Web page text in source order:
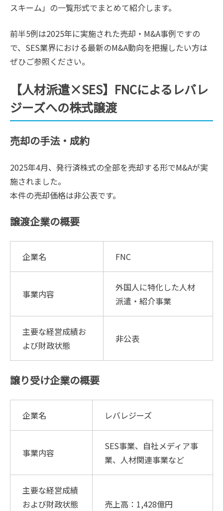
スキーム」の一覧形式でまとめて紹介します。
前半5例は2025年に実施された売却・M&A事例ですの
で、SES業界における最新のM&A動向を把握したい方は
ぜひご参照ください。
【人材派遣×SES】FNCによるレバレ
ジーズへの株式譲渡
売却の手法・成約
2025年4月、発行済株式の全部を売却する形でM&Aが実
施されました。
本件の売却価格は非公表です。
譲渡企業の概要
企業名 FNC
事業内容
外国人に特化した人材
派遣・紹介事業
主要な経営成績お
よび財政状態
非公表
譲り受け企業の概要
企業名 レバレジーズ
事業内容
SES事業、自社メディア事
業、人材関連事業など
主要な経営成績
および財政状態
売上高：1,428億円